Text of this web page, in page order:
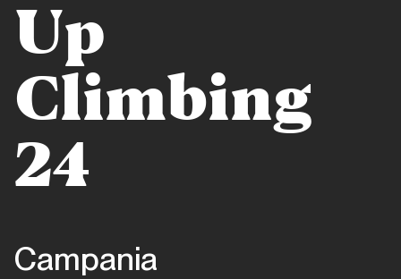
ITW
Napoli
Indoor
Climbing
Storia di Copertina
Up
Climbing
24
Campania